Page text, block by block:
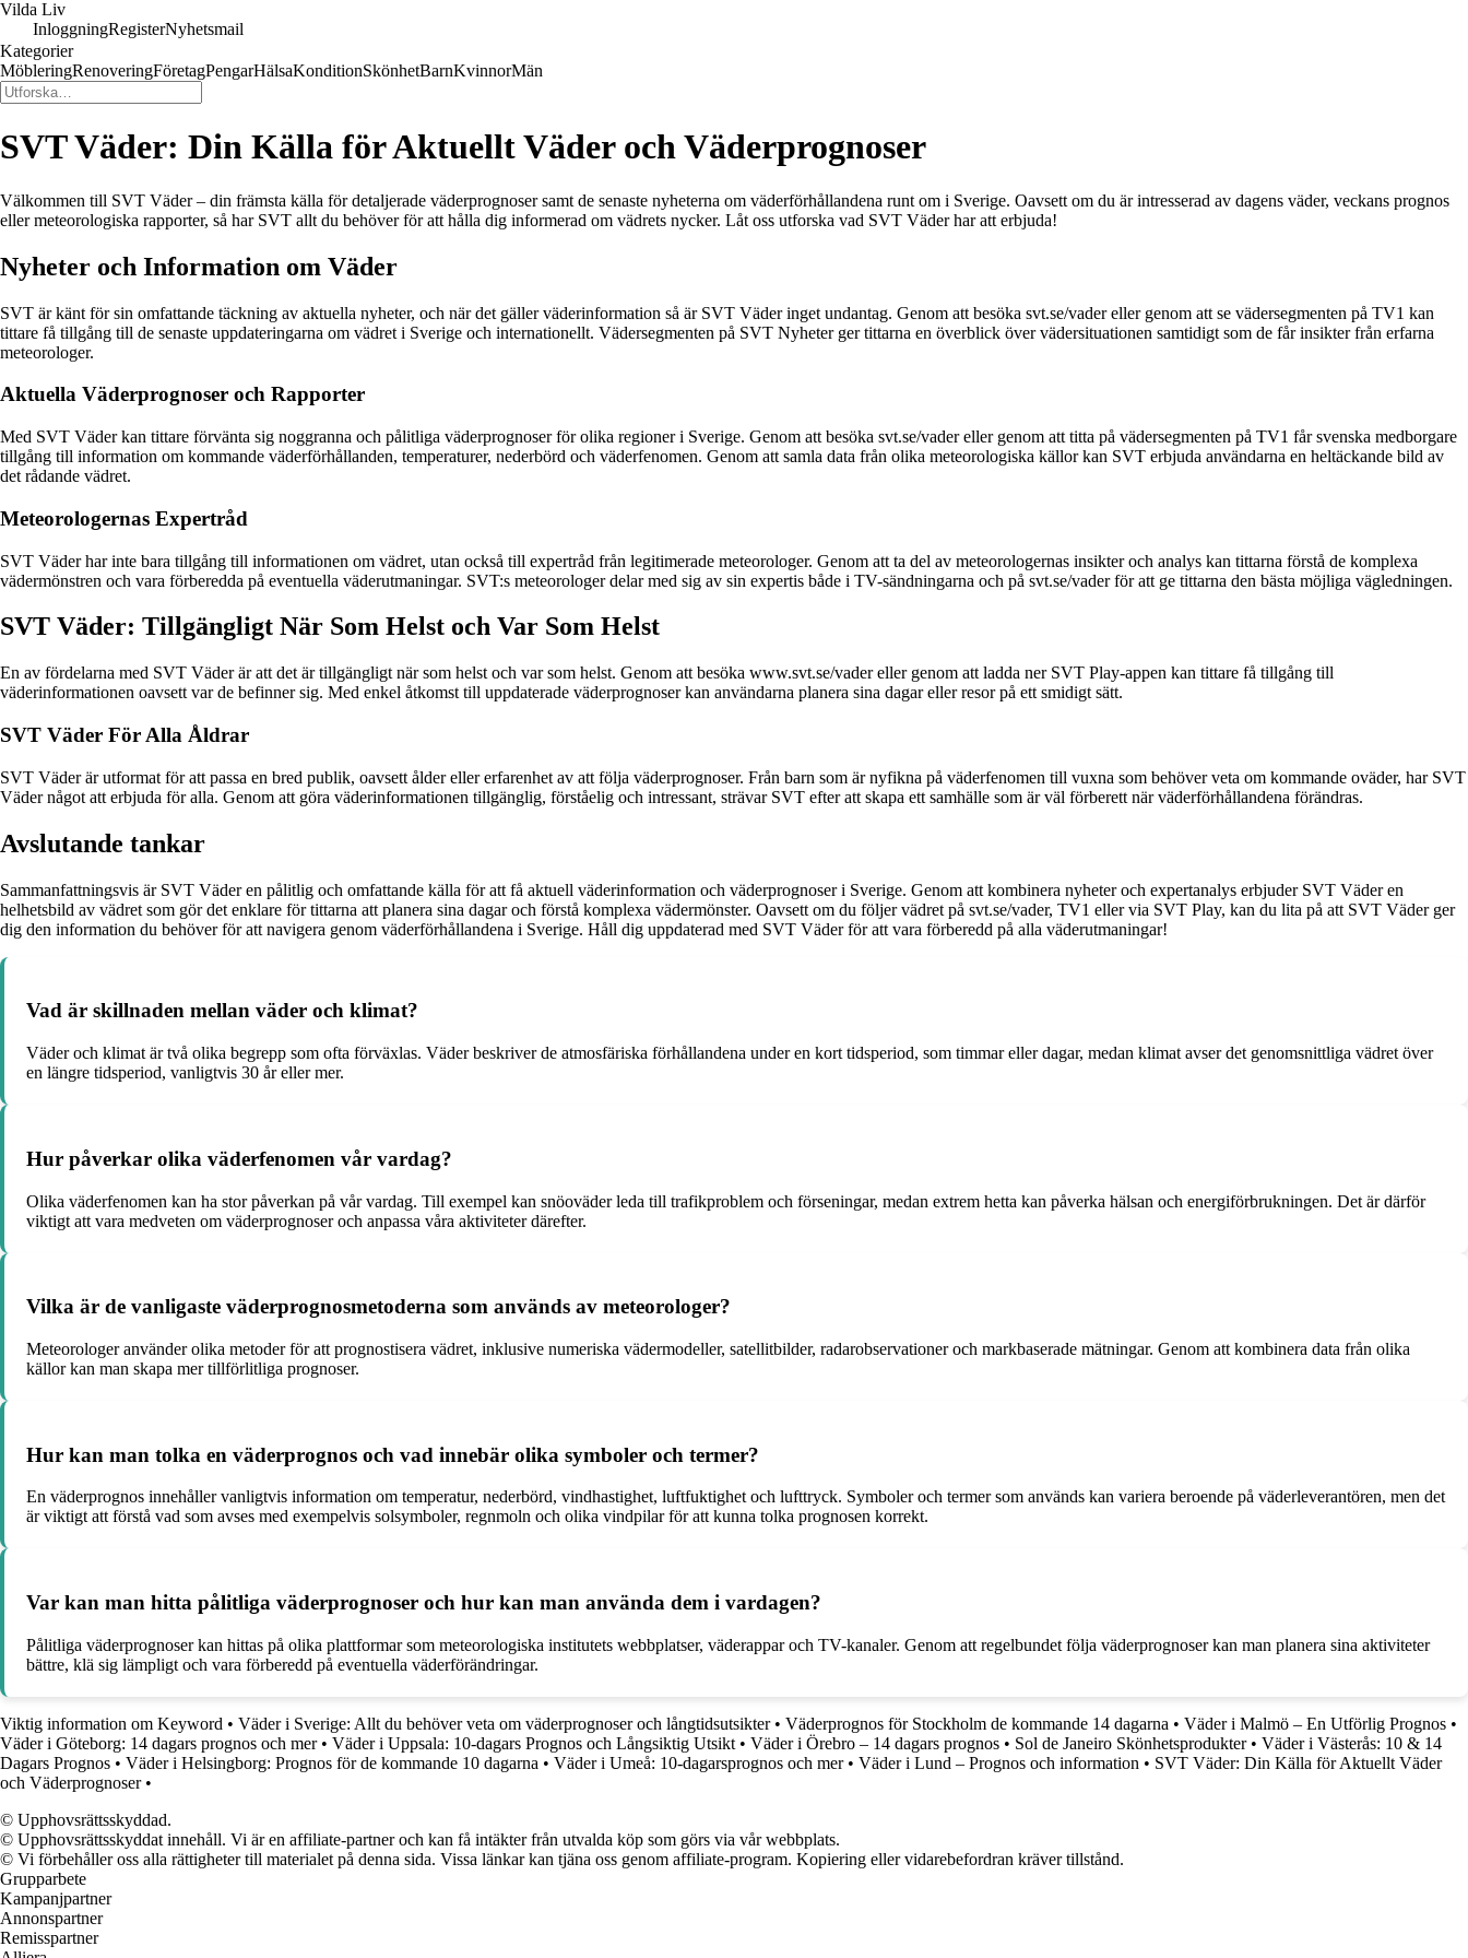
Vilda Liv
InloggningRegisterNyhetsmail
Kategorier
MöbleringRenoveringFöretagPengarHälsaKonditionSkönhetBarnKvinnorMän
SVT Väder: Din Källa för Aktuellt Väder och Väderprognoser
Välkommen till SVT Väder – din främsta källa för detaljerade väderprognoser samt de senaste nyheterna om väderförhållandena runt om i Sverige. Oavsett om du är intresserad av dagens väder, veckans prognos
eller meteorologiska rapporter, så har SVT allt du behöver för att hålla dig informerad om vädrets nycker. Låt oss utforska vad SVT Väder har att erbjuda!
Nyheter och Information om Väder
SVT är känt för sin omfattande täckning av aktuella nyheter, och när det gäller väderinformation så är SVT Väder inget undantag. Genom att besöka svt.se/vader eller genom att se vädersegmenten på TV1 kan
tittare få tillgång till de senaste uppdateringarna om vädret i Sverige och internationellt. Vädersegmenten på SVT Nyheter ger tittarna en överblick över vädersituationen samtidigt som de får insikter från erfarna
meteorologer.
Aktuella Väderprognoser och Rapporter
Med SVT Väder kan tittare förvänta sig noggranna och pålitliga väderprognoser för olika regioner i Sverige. Genom att besöka svt.se/vader eller genom att titta på vädersegmenten på TV1 får svenska medborgare
tillgång till information om kommande väderförhållanden, temperaturer, nederbörd och väderfenomen. Genom att samla data från olika meteorologiska källor kan SVT erbjuda användarna en heltäckande bild av
det rådande vädret.
Meteorologernas Expertråd
SVT Väder har inte bara tillgång till informationen om vädret, utan också till expertråd från legitimerade meteorologer. Genom att ta del av meteorologernas insikter och analys kan tittarna förstå de komplexa
vädermönstren och vara förberedda på eventuella väderutmaningar. SVT:s meteorologer delar med sig av sin expertis både i TV-sändningarna och på svt.se/vader för att ge tittarna den bästa möjliga vägledningen.
SVT Väder: Tillgängligt När Som Helst och Var Som Helst
En av fördelarna med SVT Väder är att det är tillgängligt när som helst och var som helst. Genom att besöka www.svt.se/vader eller genom att ladda ner SVT Play-appen kan tittare få tillgång till
väderinformationen oavsett var de befinner sig. Med enkel åtkomst till uppdaterade väderprognoser kan användarna planera sina dagar eller resor på ett smidigt sätt.
SVT Väder För Alla Åldrar
SVT Väder är utformat för att passa en bred publik, oavsett ålder eller erfarenhet av att följa väderprognoser. Från barn som är nyfikna på väderfenomen till vuxna som behöver veta om kommande oväder, har SVT
Väder något att erbjuda för alla. Genom att göra väderinformationen tillgänglig, förståelig och intressant, strävar SVT efter att skapa ett samhälle som är väl förberett när väderförhållandena förändras.
Avslutande tankar
Sammanfattningsvis är SVT Väder en pålitlig och omfattande källa för att få aktuell väderinformation och väderprognoser i Sverige. Genom att kombinera nyheter och expertanalys erbjuder SVT Väder en
helhetsbild av vädret som gör det enklare för tittarna att planera sina dagar och förstå komplexa vädermönster. Oavsett om du följer vädret på svt.se/vader, TV1 eller via SVT Play, kan du lita på att SVT Väder ger
dig den information du behöver för att navigera genom väderförhållandena i Sverige. Håll dig uppdaterad med SVT Väder för att vara förberedd på alla väderutmaningar!
Vad är skillnaden mellan väder och klimat?
Väder och klimat är två olika begrepp som ofta förväxlas. Väder beskriver de atmosfäriska förhållandena under en kort tidsperiod, som timmar eller dagar, medan klimat avser det genomsnittliga vädret över
en längre tidsperiod, vanligtvis 30 år eller mer.
Hur påverkar olika väderfenomen vår vardag?
Olika väderfenomen kan ha stor påverkan på vår vardag. Till exempel kan snöoväder leda till trafikproblem och förseningar, medan extrem hetta kan påverka hälsan och energiförbrukningen. Det är därför
viktigt att vara medveten om väderprognoser och anpassa våra aktiviteter därefter.
Vilka är de vanligaste väderprognosmetoderna som används av meteorologer?
Meteorologer använder olika metoder för att prognostisera vädret, inklusive numeriska vädermodeller, satellitbilder, radarobservationer och markbaserade mätningar. Genom att kombinera data från olika
källor kan man skapa mer tillförlitliga prognoser.
Hur kan man tolka en väderprognos och vad innebär olika symboler och termer?
En väderprognos innehåller vanligtvis information om temperatur, nederbörd, vindhastighet, luftfuktighet och lufttryck. Symboler och termer som används kan variera beroende på väderleverantören, men det
är viktigt att förstå vad som avses med exempelvis solsymboler, regnmoln och olika vindpilar för att kunna tolka prognosen korrekt.
Var kan man hitta pålitliga väderprognoser och hur kan man använda dem i vardagen?
Pålitliga väderprognoser kan hittas på olika plattformar som meteorologiska institutets webbplatser, väderappar och TV-kanaler. Genom att regelbundet följa väderprognoser kan man planera sina aktiviteter
bättre, klä sig lämpligt och vara förberedd på eventuella väderförändringar.
Viktig information om Keyword • Väder i Sverige: Allt du behöver veta om väderprognoser och långtidsutsikter• Väderprognos för Stockholm de kommande 14 dagarna • Väder i Malmö – En Utförlig Prognos •
Väder i Göteborg: 14 dagars prognos och mer• Väder i Uppsala: 10-dagars Prognos och Långsiktig Utsikt • Väder i Örebro – 14 dagars prognos • Sol de Janeiro Skönhetsprodukter• Väder i Västerås: 10 & 14
Dagars Prognos • Väder i Helsingborg: Prognos för de kommande 10 dagarna • Väder i Umeå: 10-dagarsprognos och mer• Väder i Lund – Prognos och information • SVT Väder: Din Källa för Aktuellt Väder
och Väderprognoser•
© Upphovsrättsskyddad.
© Upphovsrättsskyddat innehåll. Vi är en affiliate-partner och kan få intäkter från utvalda köp som görs via vår webbplats.
© Vi förbehåller oss alla rättigheter till materialet på denna sida. Vissa länkar kan tjäna oss genom affiliate-program. Kopiering eller vidarebefordran kräver tillstånd.
Grupparbete
Kampanjpartner
Annonspartner
Remisspartner